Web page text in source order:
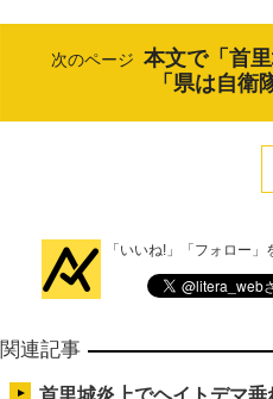
次のページ 本文で「首
「県は自衛
「いいね!」「フォロー
関連記事
首里城炎上でヘイトデマ